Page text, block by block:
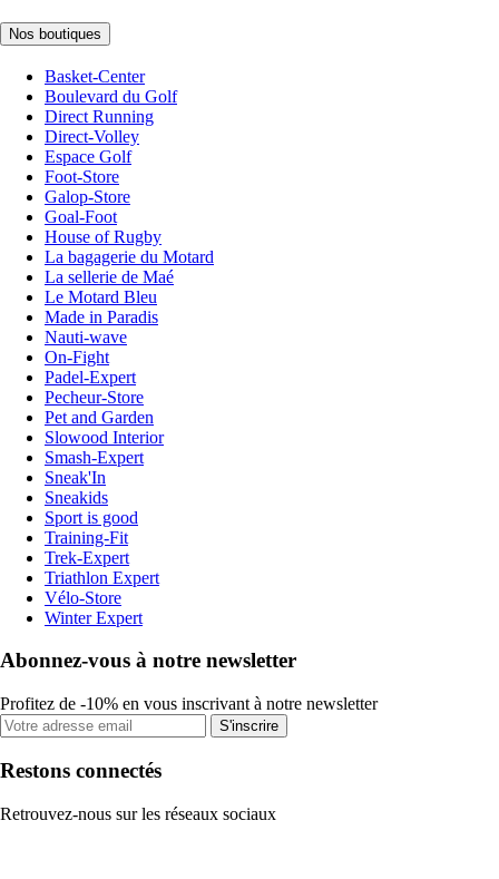
Nos boutiques
Basket-Center
Boulevard du Golf
Direct Running
Direct-Volley
Espace Golf
Foot-Store
Galop-Store
Goal-Foot
House of Rugby
La bagagerie du Motard
La sellerie de Maé
Le Motard Bleu
Made in Paradis
Nauti-wave
On-Fight
Padel-Expert
Pecheur-Store
Pet and Garden
Slowood Interior
Smash-Expert
Sneak'In
Sneakids
Sport is good
Training-Fit
Trek-Expert
Triathlon Expert
Vélo-Store
Winter Expert
Abonnez-vous à notre newsletter
Profitez de -10% en vous inscrivant à notre newsletter
S'inscrire
Restons connectés
Retrouvez-nous sur les réseaux sociaux